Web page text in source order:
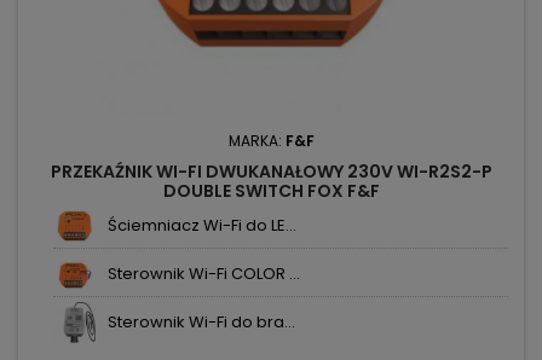
MARKA: F&F
PRZEKAŹNIK WI-FI DWUKANAŁOWY 230V WI-R2S2-P
DOUBLE SWITCH FOX F&F
Ściemniacz Wi-Fi do LE...
Sterownik Wi-Fi COLOR ...
Sterownik Wi-Fi do bra...